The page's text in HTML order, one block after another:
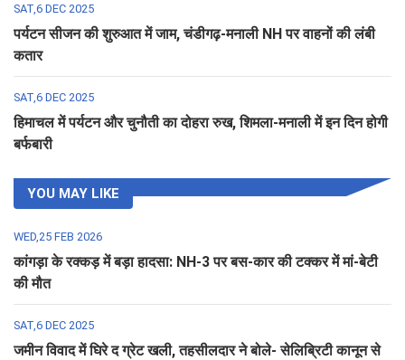
SAT,6 DEC 2025
पर्यटन सीजन की शुरुआत में जाम, चंडीगढ़-मनाली NH पर वाहनों की लंबी
कतार
SAT,6 DEC 2025
हिमाचल में पर्यटन और चुनौती का दोहरा रुख, शिमला-मनाली में इन दिन होगी
बर्फबारी
YOU MAY LIKE
WED,25 FEB 2026
कांगड़ा के रक्कड़ में बड़ा हादसा: NH-3 पर बस-कार की टक्कर में मां-बेटी
की मौत
SAT,6 DEC 2025
जमीन विवाद में घिरे द ग्रेट खली, तहसीलदार ने बोले- सेलिब्रिटी कानून से